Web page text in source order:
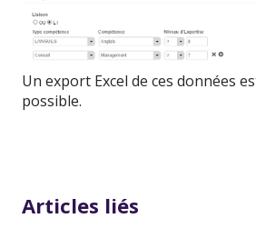
Un export Excel de ces données
possible.
Articles liés